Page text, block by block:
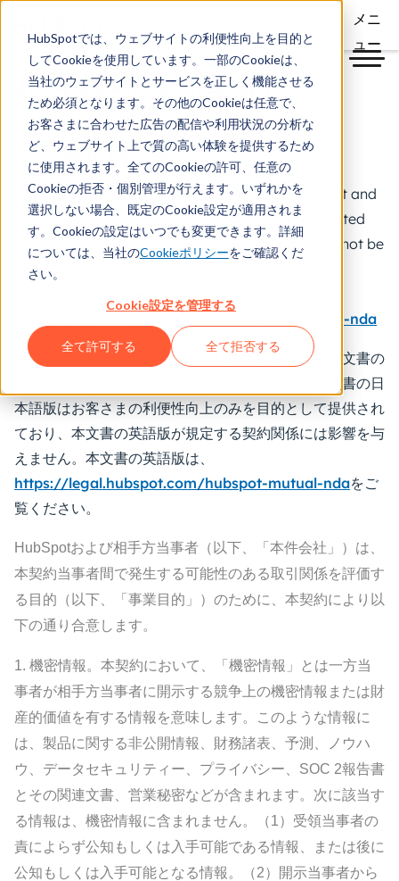
HubSpotでは、ウェブサイトの利便性向上を目的と
してCookieを使用しています。一部のCookieは、
当社のウェブサイトとサービスを正しく機能させる
ため必須となります。その他のCookieは任意で、
お客さまに合わせた広告の配信や利用状況の分析な
ど、ウェブサイト上で質の高い体験を提供するため
に使用されます。全てのCookieの許可、任意の
Cookieの拒否・個別管理が行えます。いずれかを
選択しない場合、既定のCookie設定が適用されま
す。Cookieの設定はいつでも変更できます。詳細
については、当社のCookieポリシーをご確認くだ
さい。
Cookie設定を管理する
全て許可する 全て拒否する
メニ
ュー
相互機密保持契約
相互機密保持契約
Disclaimer: The English version of this agreement and
the form will govern this relationship. This translated
version is provided for convenience only and will not be
interpreted to modify the English version. For the
https://legal.hubspot.com/hubspot-mutual-nda
重要なお知らせ：お客さまと弊社の契約関係は、本文書の
英語版およびフォームによって規定されます。本文書の日
本語版はお客さまの利便性向上のみを目的として提供され
ており、本文書の英語版が規定する契約関係には影響を与
えません。本文書の英語版は、
https://legal.hubspot.com/hubspot-mutual-ndaをご
覧ください。
HubSpotおよび相手方当事者（以下、「本件会社」）は、
本契約当事者間で発生する可能性のある取引関係を評価す
る目的（以下、「事業目的」）のために、本契約により以
下の通り合意します。
1. 機密情報。 本契約において、「機密情報」とは一方当
事者が相手方当事者に開示する競争上の機密情報または財
産的価値を有する情報を意味します。このような情報に
は、製品に関する非公開情報、財務諸表、予測、ノウハ
ウ、データセキュリティー、プライバシー、 SOC 2報告書
とその関連文書、 営業秘密などが含まれます。次に該当す
る情報は、機密情報に含まれません。（1）受領当事者の
責によらず公知もしくは入手可能である情報、または後に
公知もしくは入手可能となる情報。（2）開示当事者から